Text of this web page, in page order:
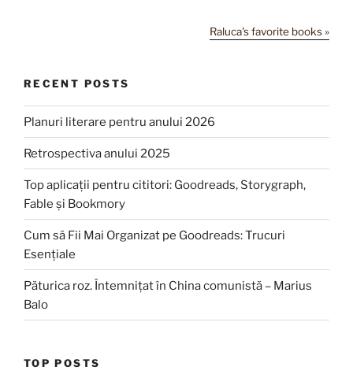
Raluca's favorite books »
RECENT POSTS
Planuri literare pentru anului 2026
Retrospectiva anului 2025
Top aplicații pentru cititori: Goodreads, Storygraph,
Fable și Bookmory
Cum să Fii Mai Organizat pe Goodreads: Trucuri
Esențiale
Păturica roz. Întemnițat în China comunistă – Marius
Balo
TOP POSTS